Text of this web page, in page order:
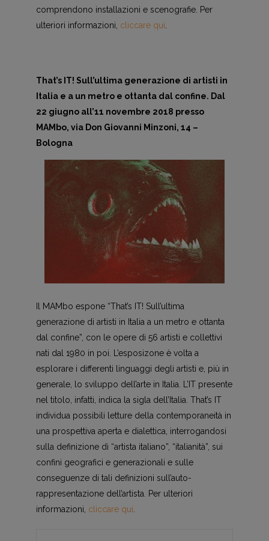
comprendono installazioni e scenografie. Per
ulteriori informazioni, cliccare qui.
That’s IT! Sull’ultima generazione di artisti in
Italia e a un metro e ottanta dal confine. Dal
22 giugno all’11 novembre 2018 presso
MAMbo, via Don Giovanni Minzoni, 14 –
Bologna
Il MAMbo espone “That’s IT! Sull’ultima
generazione di artisti in Italia a un metro e ottanta
dal confine”, con le opere di 56 artisti e collettivi
nati dal 1980 in poi. L’esposizone è volta a
esplorare i differenti linguaggi degli artisti e, più in
generale, lo sviluppo dell’arte in Italia. L’IT presente
nel titolo, infatti, indica la sigla dell’Italia. That’s IT
individua possibili letture della contemporaneità in
una prospettiva aperta e dialettica, interrogandosi
sulla definizione di “artista italiano”, “italianità”, sui
confini geografici e generazionali e sulle
conseguenze di tali definizioni sull’auto-
rappresentazione dell’artista. Per ulteriori
informazioni, cliccare qui.